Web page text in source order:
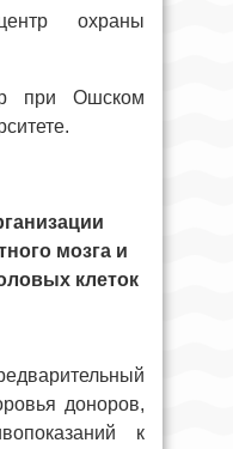
охраны
при Ошском
мозга и
клеток
доноров,
к